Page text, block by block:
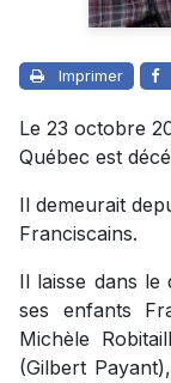
Imprimer
Le 23 octobre
Québec est
Il demeurait
Franciscains.
Il laisse dans le
ses enfants
Michèle
(Gilbert